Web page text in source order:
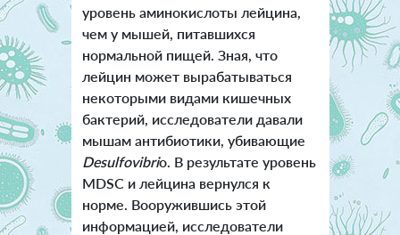
уровень аминокислоты лейцина,
чем у мышей, питавшихся
нормальной пищей. Зная, что
лейцин может вырабатываться
некоторыми видами кишечных
бактерий, исследователи давали
мышам антибиотики, убивающие
Desulfovibrio. В результате уровень
MDSC и лейцина вернулся к
норме. Вооружившись этой
информацией, исследователи